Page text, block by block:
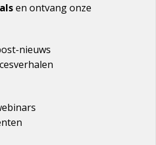
en ontvang onze
nieuws